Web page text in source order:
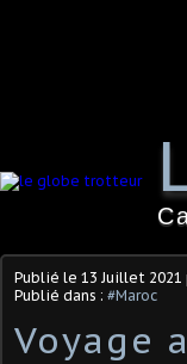
Publié le 13 Juillet 2021
Publié dans : #Maroc
Voyage